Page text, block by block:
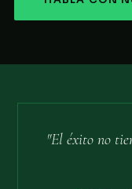
"El éxito no